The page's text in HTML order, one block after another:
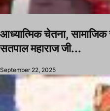
आध्यात्मिक चेतना, सामाजिक
सतपाल महाराज जी...
September 22, 2025